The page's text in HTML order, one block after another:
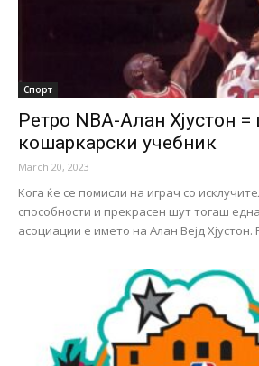
Спорт
Ретро NBA-Алан Хјустон
кошаркарски учебник
March 20, 2023
Кога ќе се помисли на играч со
способности и прекрасен шут тогаш
асоциации е името на Алан Вејд Хјустон.